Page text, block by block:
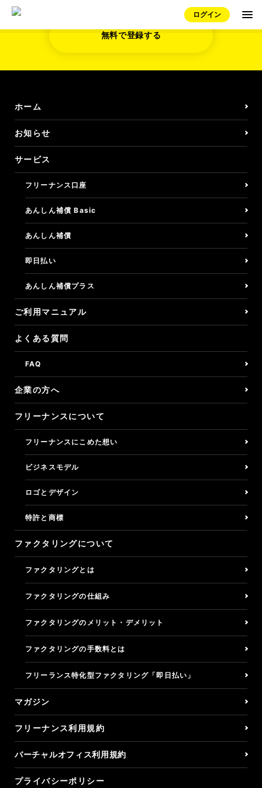
ログイン
お知らせ
サービス
フリーナンス口座
しごとの保険/損害賠償
しごとの保険/損保Basic
くらしの保険/所得補償
決済リンク
アフィリエイトプログラム
ご利用マニュアル
よくある質問
利用者の声
フリーナンスについて
ビジネスモデル
ロゴとデザイン
マガジン
問い合わせ
ログイン
無料で登録する
ホーム
お知らせ
サービス
フリーナンス口座
あんしん補償 Basic
あんしん補償
即日払い
あんしん補償プラス
ご利用マニュアル
よくある質問
FAQ
企業の方へ
フリーナンスについて
フリーナンスにこめた想い
ビジネスモデル
ロゴとデザイン
特許と商標
ファクタリングについて
ファクタリングとは
ファクタリングの仕組み
ファクタリングのメリット・デメリット
ファクタリングの手数料とは
フリーランス特化型ファクタリング「即日払い」
マガジン
フリーナンス利用規約
バーチャルオフィス利用規約
プライバシーポリシー